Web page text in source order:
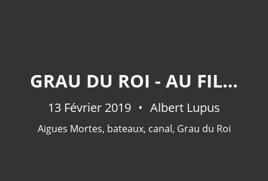
GRAU DU ROI - AU FIL DE L'EAU - 2.
13 Février 2019 Albert Lupus
Aigues Mortes, bateaux, canal, Grau du Roi